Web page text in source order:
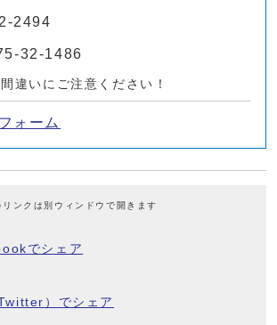
2494
32-1486
違いにご注意ください！
ォーム
ンクは別ウィンドウで開きます
でシェア
）でシェア